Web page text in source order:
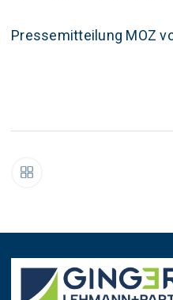
Pressemitteilung MOZ